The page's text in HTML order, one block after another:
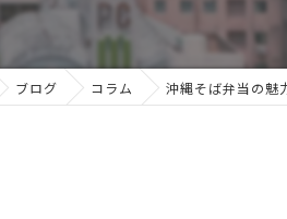
ブログ コラム 沖縄そば弁当の魅